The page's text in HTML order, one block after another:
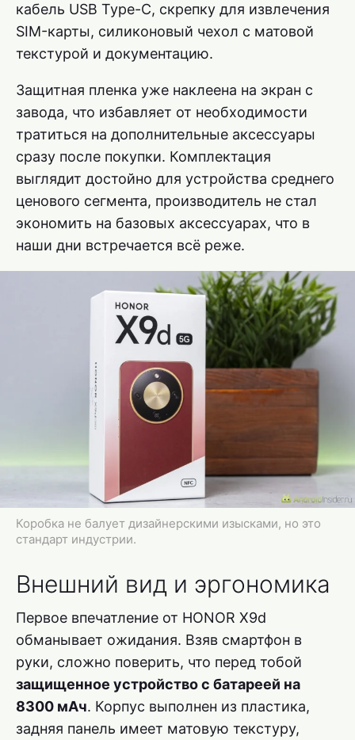
кабель USB Type-C, скрепку для извлечения
SIM-карты, силиконовый чехол с матовой
текстурой и документацию.
Защитная пленка уже наклеена на экран с
завода, что избавляет от необходимости
тратиться на дополнительные аксессуары
сразу после покупки. Комплектация
выглядит достойно для устройства среднего
ценового сегмента, производитель не стал
экономить на базовых аксессуарах, что в
наши дни встречается всё реже.
Коробка не балует дизайнерскими изысками, но это
стандарт индустрии.
Внешний вид и эргономика
Первое впечатление от HONOR X9d
обманывает ожидания. Взяв смартфон в
руки, сложно поверить, что перед тобой
защищенное устройство с батареей на
8300 мАч. Корпус выполнен из пластика,
задняя панель имеет матовую текстуру,